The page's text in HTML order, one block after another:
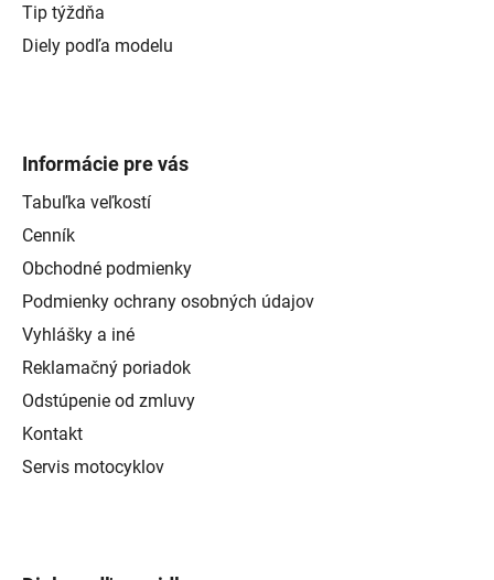
Tip týždňa
Diely podľa modelu
Informácie pre vás
Tabuľka veľkostí
Cenník
Obchodné podmienky
Podmienky ochrany osobných údajov
Vyhlášky a iné
Reklamačný poriadok
Odstúpenie od zmluvy
Kontakt
Servis motocyklov